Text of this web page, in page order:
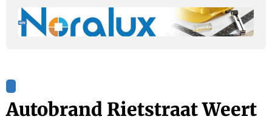
Autobrand Rietstraat Weert